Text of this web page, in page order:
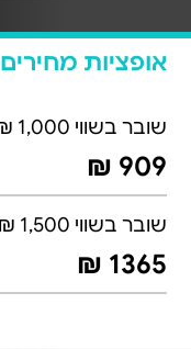
אופציות מחירים
שובר בשווי 1,000 ₪
909 ₪
שובר בשווי 1,500 ₪
1365 ₪